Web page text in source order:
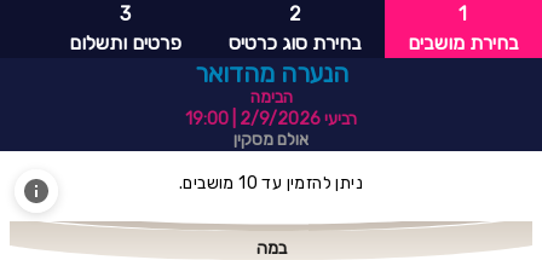
1
בחירת מושבים
2
בחירת סוג כרטיס
3
פרטים ותשלום
הנערה מהדואר
הבימה
רביעי 2/9/2026
אולם מסקין
ניתן להזמין עד 10 מושבים.
במה